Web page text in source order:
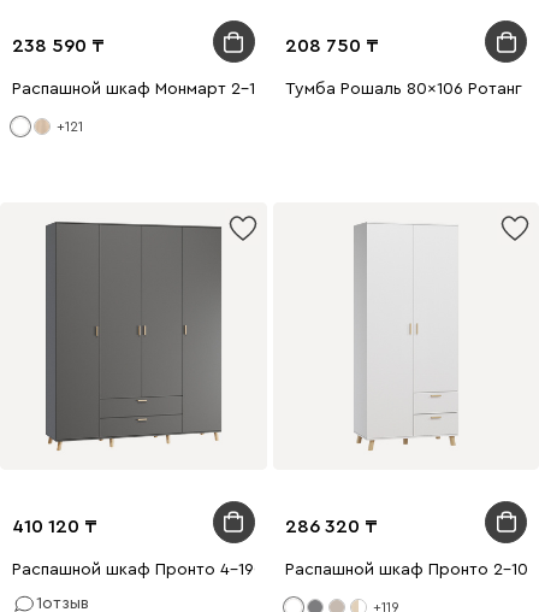
238 590
Распашной шкаф Монмарт 2-100x240 Белый
+121
208 750
Тумба Рошаль 80x106 Ротанг
410 120
Распашной шкаф Пронто 4-190x240 Графитовый
1отзыв
286 320
Распашной шкаф Пронто 2-
+119